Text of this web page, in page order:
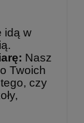
idą w
Nasz
Twoich
czy